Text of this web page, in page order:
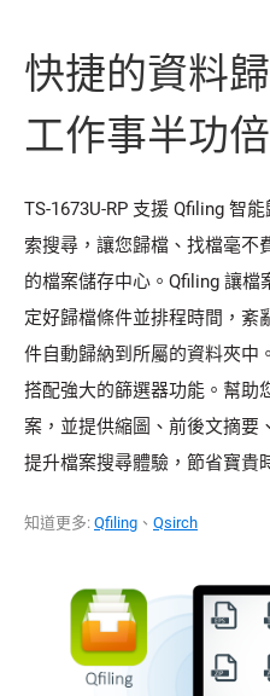
快捷的資料
工作事半功倍
TS-1673U-RP 支援 Qfiling 智
索搜尋，讓您歸檔、找檔毫不
的檔案儲存中心。Qfiling 讓檔
定好歸檔條件並排程時間，紊
件自動歸納到所屬的資料夾中
搭配強大的篩選器功能。幫助
案，並提供縮圖、前後文摘要
提升檔案搜尋體驗，節省寶貴
知道更多: Qfiling 、 Qsirch